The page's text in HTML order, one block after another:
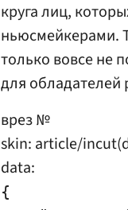
круга лиц,
ньюсмейкерами.
только вовсе не
для обладателей
врез №
skin: article/
data:
{